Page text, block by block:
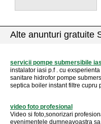
Alte anunturi gratuite
servicii pompe submersibile
instalator iasi p.f . cu
sanitare hidrofor pompe
septica boiler instant filtre cupru
video foto profesional
Video si foto,sonorizari
evenimentele dumneavoastra